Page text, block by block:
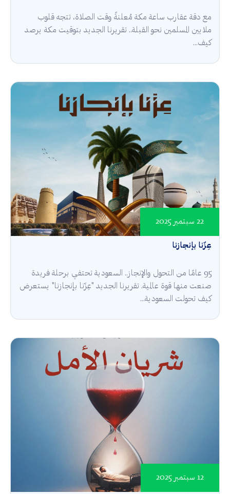
مع دقة عقارب ساعة مكة مُعلنةً وقت الصلاة، تتجه قلوب
ملايين المسلمين نحو القبلة.. تقريرنا الجديد بتوقيت مكة يرصد
كيف...
عِزّنا بإنجازنا
22 سبتمبر 2025
95 عامًا من التحول والإنجاز.. السعودية تحتفي برحلة فريدة
صنعت منها قوة عالمية. تقريرنا الجديد "عِزّنا بإنجازنا" يستعرض
كيف تحولت السعودية...
12 سبتمبر 2025